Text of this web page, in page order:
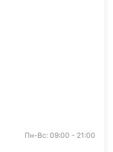
Пн-Вс: 09:00 - 21:00